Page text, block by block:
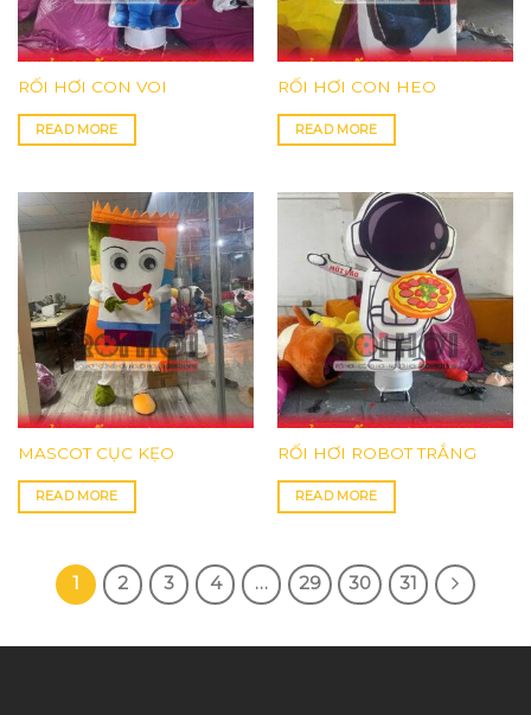
RỐI HƠI CON VOI
READ MORE
RỐI HƠI CON HEO
READ MORE
MASCOT CỤC KẸO
READ MORE
RỐI HƠI ROBOT TRẮNG
READ MORE
1 2 3 4 … 29 30 31